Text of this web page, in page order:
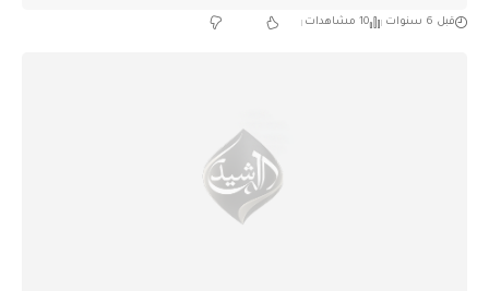
قبل 6 سنوات 10 مشاهدات